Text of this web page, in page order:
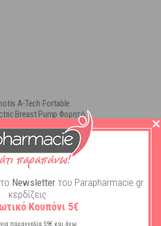
A-Tech Portable
Breast Pump Φορητό
€
ΣΤΟ ΚΑΛΑΘΙ
Newsletter του Parapharmacie.gr
κερδίζεις
Κουπόνι 5€
παραγγελία 59€ και άνω